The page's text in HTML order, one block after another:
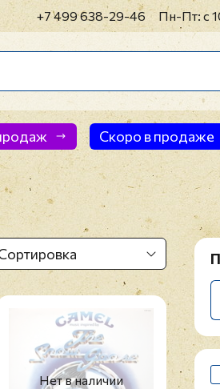
+7 499 638-29-46 Пн-Пт: с
Скоро в продаже
Нет в наличии